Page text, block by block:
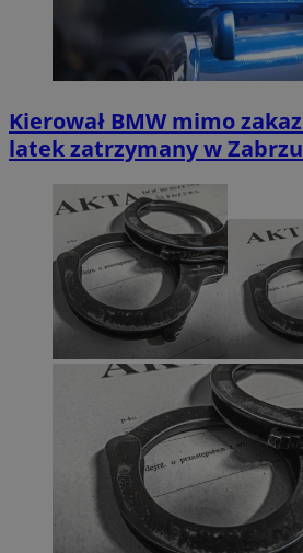
Kierował BMW mimo
latek zatrzymany w Zabrzu